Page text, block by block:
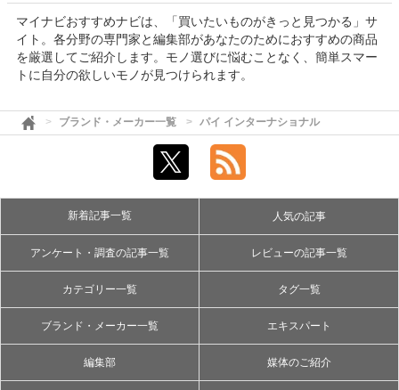
マイナビおすすめナビは、「買いたいものがきっと見つかる」サ
イト。各分野の専門家と編集部があなたのためにおすすめの商品
を厳選してご紹介します。モノ選びに悩むことなく、簡単スマー
トに自分の欲しいモノが見つけられます。
ブランド・メーカー一覧 パイ インターナショナル
新着記事一覧 人気の記事
アンケート・調査の記事一覧 レビューの記事一覧
カテゴリー一覧 タグ一覧
ブランド・メーカー一覧 エキスパート
編集部 媒体のご紹介